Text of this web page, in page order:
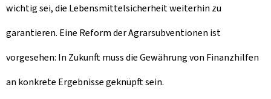
wichtig sei, die Lebensmittelsicherheit weiterhin zu
garantieren. Eine Reform der Agrarsubventionen ist
vorgesehen: In Zukunft muss die Gewährung von Finanzhilfen
an konkrete Ergebnisse geknüpft sein.